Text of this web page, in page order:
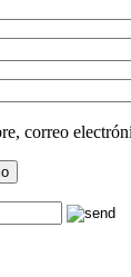
correo